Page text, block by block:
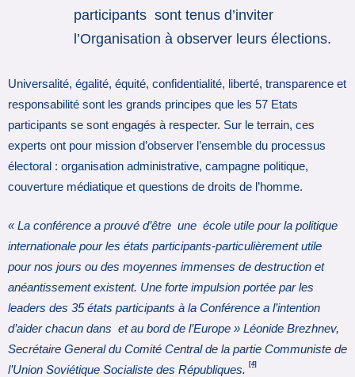
participants sont tenus d’inviter
l’Organisation à observer leurs élections.
Universalité, égalité, équité, confidentialité, liberté, transparence et
responsabilité sont les grands principes que les 57 Etats
participants se sont engagés à respecter. Sur le terrain, ces
experts ont pour mission d’observer l’ensemble du processus
électoral : organisation administrative, campagne politique,
couverture médiatique et questions de droits de l’homme.
« La conférence a prouvé d’être une école utile pour la politique
internationale pour les états participants-particulièrement utile
pour nos jours ou des moyennes immenses de destruction et
anéantissement existent. Une forte impulsion portée par les
leaders des 35 états participants à la Conférence a l’intention
d’aider chacun dans et au bord de l’Europe » Léonide Brezhnev,
Secrétaire General du Comité Central de la partie Communiste de
l’Union Soviétique Socialiste des Républiques.
[4]